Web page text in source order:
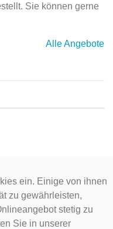
Sie können gerne
Alle Angebote
ein. Einige von ihnen
zu gewährleisten,
stetig zu
Sie in unserer